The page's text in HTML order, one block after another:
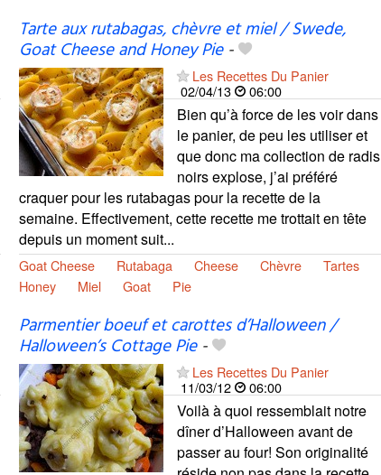
Tarte aux rutabagas, chèvre et miel / Swede,
Goat Cheese and Honey Pie-
Les Recettes Du Panier
02/04/13
06:00
Bien qu’à force de les voir dans
le panier, de peu les utiliser et
que donc ma collection de radis
noirs explose, j’ai préféré
craquer pour les rutabagas pour la recette de la
semaine. Effectivement, cette recette me trottait en tête
depuis un moment suit...
Goat Cheese Rutabaga Cheese Chèvre
Tartes
Honey
Miel Goat Pie
Parmentier boeuf et carottes d’Halloween /
Halloween’s Cottage Pie-
Les Recettes Du Panier
11/03/12
06:00
Voilà à quoi ressemblait notre
dîner d’Halloween avant de
passer au four! Son originalité